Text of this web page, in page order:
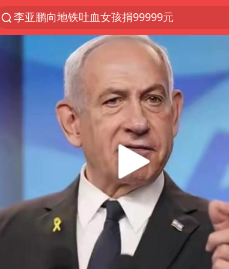
李亚鹏向地铁吐血女孩捐99999元
服务提质，内需扩容有保障
官方通报传销头目出狱办书院
米兰1-1国米
逃犯看演唱会 刚出地铁就被逮住
因凡蒂诺首次公开道歉
台风白海豚可能在浙江登陆
《Monica》填词人黎彼得去世
人贩子“梅姨”真名谢家梅
巴基斯坦军方官员辟谣“改用微信”
“银行午休1.5小时”留个窗口行不行